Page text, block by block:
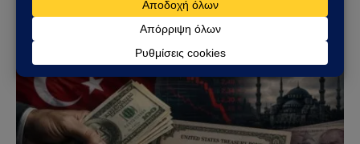
επηρεάστηκαν σε όλη τη χώρα